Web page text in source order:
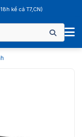
kể cả T7,CN)